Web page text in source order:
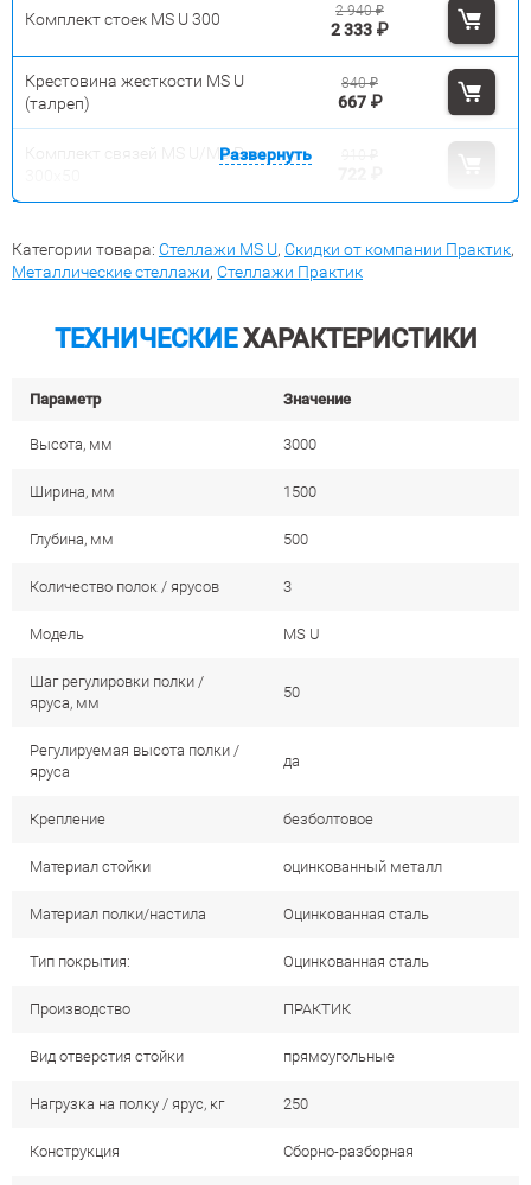
Комплект стоек MS U 300
2 333 ₽
2 940₽
Крестовина жесткости MS U
(талреп)
667 ₽
840₽
Комплект связей MS U/MS ProРазвернуть
Категории товара: Стеллажи MS U, Скидки от компании Практик,
Металлические стеллажи, Стеллажи Практик
ТЕХНИЧЕСКИЕХАРАКТЕРИСТИКИ
Параметр Значение
Высота, мм 3000
Ширина, мм 1500
Глубина, мм 500
Количество полок / ярусов 3
Модель MS U
Шаг регулировки полки /
яруса, мм
50
Регулируемая высота полки /
яруса
да
Крепление безболтовое
Материал стойки оцинкованный металл
Материал полки/настила Оцинкованная сталь
Тип покрытия: Оцинкованная сталь
Производство ПРАКТИК
Вид отверстия стойки прямоугольные
Нагрузка на полку / ярус, кг 250
Конструкция Сборно-разборная